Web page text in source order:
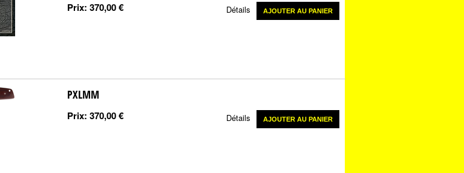
Prix: 370,00 € Détails AJOUTER AU PANIER
PXLMM
Prix: 370,00 € Détails AJOUTER AU PANIER